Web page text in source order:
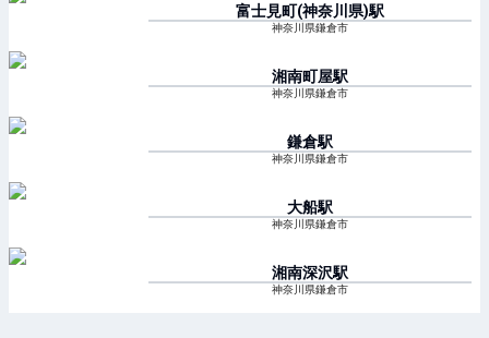
富士見町(神奈川県)駅
神奈川県鎌倉市
湘南町屋駅
神奈川県鎌倉市
鎌倉駅
神奈川県鎌倉市
大船駅
神奈川県鎌倉市
湘南深沢駅
神奈川県鎌倉市